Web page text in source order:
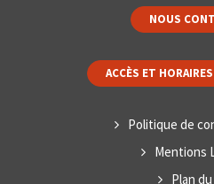
NOUS
ACCÈS ET
Politique de
Mentions
Plan